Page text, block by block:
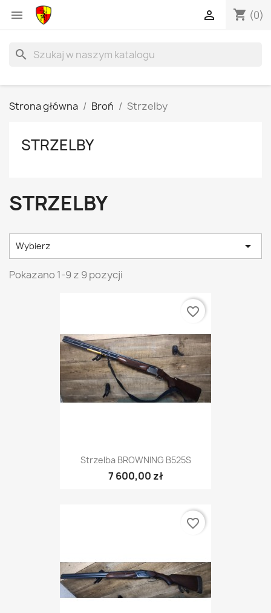
 shopping_cart (0)

search
Strona główna Broń Strzelby
STRZELBY
STRZELBY
Wybierz 
Pokazano 1-9 z 9 pozycji
Strzelba BROWNING B525S
7 600,00 zł
favorite_border
favorite_border